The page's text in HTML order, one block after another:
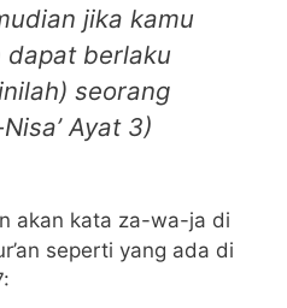
jika kamu
berlaku
seorang
Ayat 3)
akan kata za-wa-ja di
seperti yang ada di